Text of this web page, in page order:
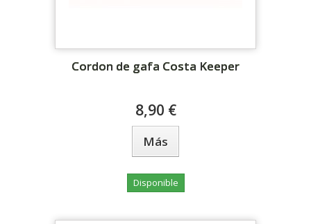
Cordon de gafa Costa Keeper
8,90 €
Más
Disponible